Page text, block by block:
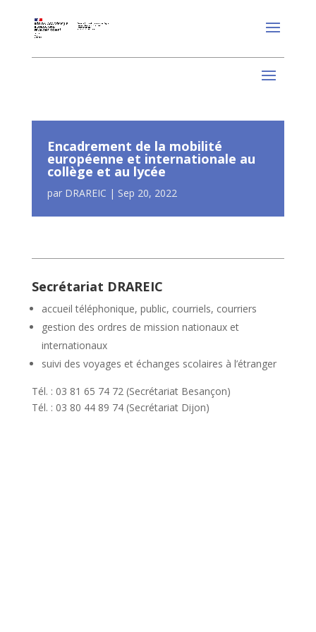
Encadrement de la mobilité
européenne et internationale au
collège et au lycée
par DRAREIC | Sep 20, 2022
Secrétariat DRAREIC
accueil téléphonique, public, courriels, courriers
gestion des ordres de mission nationaux et
internationaux
suivi des voyages et échanges scolaires à l’étranger
Tél. : 03 81 65 74 72 (Secrétariat Besançon)
Tél. : 03 80 44 89 74 (Secrétariat Dijon)